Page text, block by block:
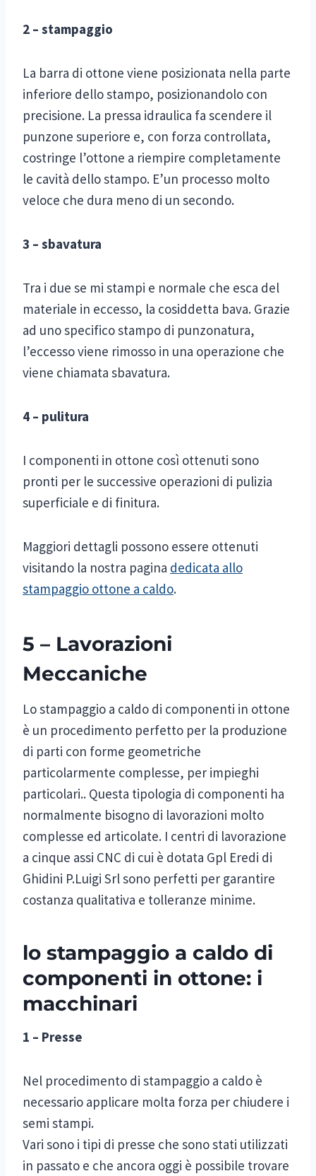
2 – stampaggio
La barra di ottone viene posizionata nella parte
inferiore dello stampo, posizionandolo con
precisione. La pressa idraulica fa scendere il
punzone superiore e, con forza controllata,
costringe l’ottone a riempire completamente
le cavità dello stampo. E’un processo molto
veloce che dura meno di un secondo.
3 – sbavatura
Tra i due se mi stampi e normale che esca del
materiale in eccesso, la cosiddetta bava. Grazie
ad uno specifico stampo di punzonatura,
l’eccesso viene rimosso in una operazione che
viene chiamata sbavatura.
4 – pulitura
I componenti in ottone così ottenuti sono
pronti per le successive operazioni di pulizia
superficiale e di finitura.
Maggiori dettagli possono essere ottenuti
visitando la nostra pagina dedicata allo
stampaggio ottone a caldo.
5 – Lavorazioni
Meccaniche
Lo stampaggio a caldo di componenti in ottone
è un procedimento perfetto per la produzione
di parti con forme geometriche
particolarmente complesse, per impieghi
particolari.. Questa tipologia di componenti ha
normalmente bisogno di lavorazioni molto
complesse ed articolate. I centri di lavorazione
a cinque assi CNC di cui è dotata Gpl Eredi di
Ghidini P.Luigi Srl sono perfetti per garantire
costanza qualitativa e tolleranze minime.
lo stampaggio a caldo di
componenti in ottone: i
macchinari
1 – Presse
Nel procedimento di stampaggio a caldo è
necessario applicare molta forza per chiudere i
semi stampi.
Vari sono i tipi di presse che sono stati utilizzati
in passato e che ancora oggi è possibile trovare